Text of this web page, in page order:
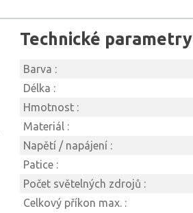
Technické parametry
Barva :
Délka :
Hmotnost :
Materiál :
Napětí / napájení :
Patice :
Počet světelných zdrojů :
Celkový příkon max. :